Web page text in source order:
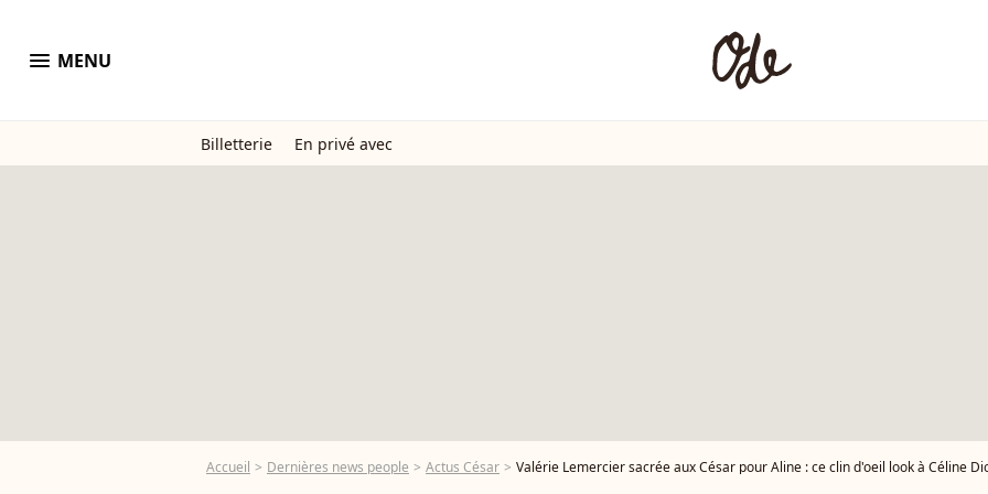
menu MENU
Billetterie En privé avec
Accueil Dernières news people Actus César Valérie Lemercier sacrée aux César pour Aline : ce clin d'oeil look à Céline